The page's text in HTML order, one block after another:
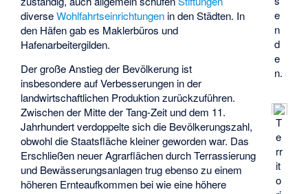
e
n
d
e
n.
T
e
rr
it
o
diverseWohlfahrtseinrichtungen in den Städten. In
den Häfen gab es Maklerbüros und
Hafenarbeitergilden.
Der große Anstieg der Bevölkerung ist
insbesondere auf Verbesserungen in der
landwirtschaftlichen Produktion zurückzuführen.
Zwischen der Mitte der Tang-Zeit und dem 11.
Jahrhundert verdoppelte sich die Bevölkerungszahl,
obwohl die Staatsfläche kleiner geworden war. Das
Erschließen neuer Agrarflächen durchTerrassierung
und Bewässerungsanlagen trug ebenso zu einem
höheren Ernteaufkommen bei wie eine höhere